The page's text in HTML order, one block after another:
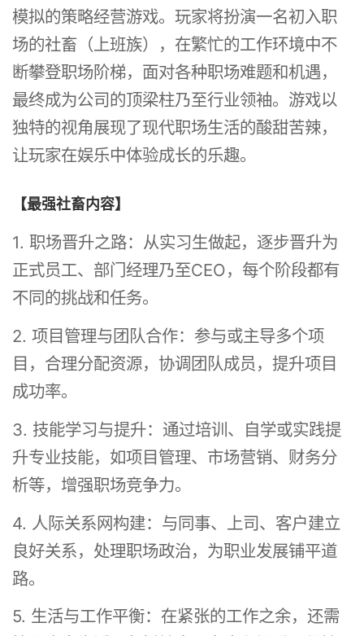
模拟的策略经营游戏。玩家将扮演一名初入职
场的社畜（上班族），在繁忙的工作环境中不
断攀登职场阶梯，面对各种职场难题和机遇，
最终成为公司的顶梁柱乃至行业领袖。游戏以
独特的视角展现了现代职场生活的酸甜苦辣，
让玩家在娱乐中体验成长的乐趣。
【最强社畜内容】
1. 职场晋升之路：从实习生做起，逐步晋升为
正式员工、部门经理乃至CEO，每个阶段都有
不同的挑战和任务。
2. 项目管理与团队合作：参与或主导多个项
目，合理分配资源，协调团队成员，提升项目
成功率。
3. 技能学习与提升：通过培训、自学或实践提
升专业技能，如项目管理、市场营销、财务分
析等，增强职场竞争力。
4. 人际关系网构建：与同事、上司、客户建立
良好关系，处理职场政治，为职业发展铺平道
路。
5. 生活与工作平衡：在紧张的工作之余，还需